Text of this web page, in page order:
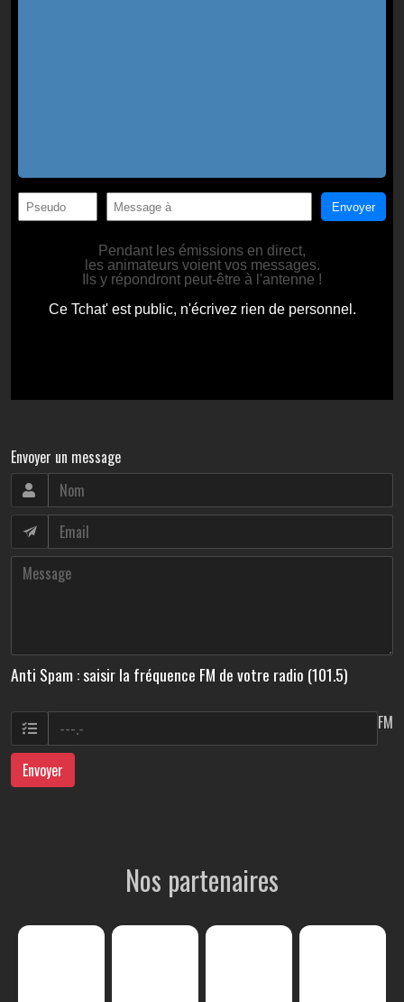
Envoyer un message
Anti Spam : saisir la fréquence FM de votre radio (101.5)
FM
Envoyer
Nos partenaires